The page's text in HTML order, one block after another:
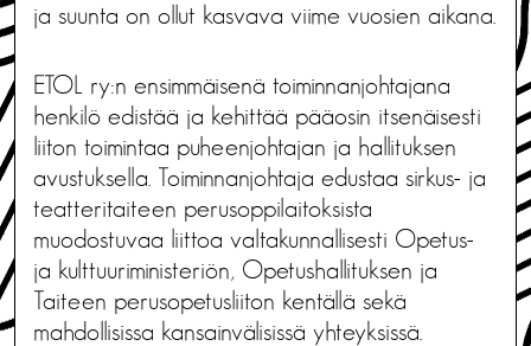
ja suunta on ollut kasvava viime vuosien aikana.
ETOL ry:n ensimmäisenä toiminnanjohtajana
henkilö edistää ja kehittää pääosin itsenäisesti
liiton toimintaa puheenjohtajan ja hallituksen
avustuksella. Toiminnanjohtaja edustaa sirkus- ja
teatteritaiteen perusoppilaitoksista
muodostuvaa liittoa valtakunnallisesti Opetus-
ja kulttuuriministeriön, Opetushallituksen ja
Taiteen perusopetusliiton kentällä sekä
mahdollisissa kansainvälisissä yhteyksissä.